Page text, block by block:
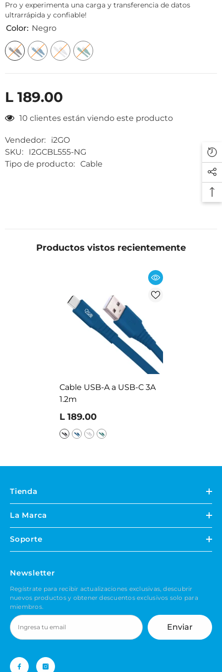
Pro y experimenta una carga y transferencia de datos
ultrarrápida y confiable!
Color: Negro
L 189.00
10 clientes están viendo este producto
Vendedor:
i2GO
SKU:
I2GCBL555-NG
Tipo de producto: Cable
Productos vistos recientemente
Cable USB-A a USB-C 3A
1.2m
L 189.00
Tienda
La Marca
Soporte
Newsletter
Regístrate para recibir actualizaciones exclusivas, descubrir
nuevos productos y obtener descuentos exclusivos solo para
miembros.
Enviar